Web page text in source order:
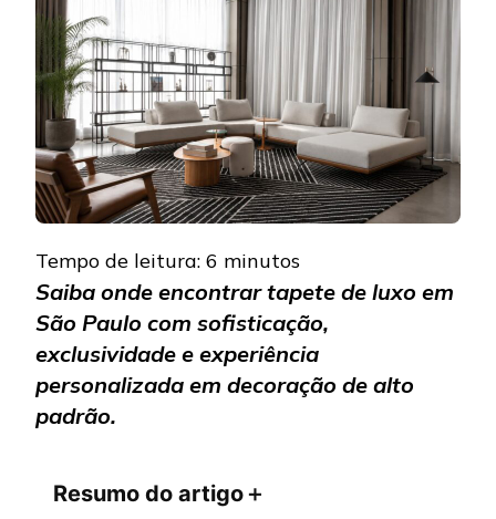
E
ALTO
Tempo de leitura: 6 minutos
Saiba onde encontrar tapete de luxo em
São Paulo com sofisticação,
exclusividade e experiência
personalizada em decoração de alto
padrão.
Resumo do artigo＋